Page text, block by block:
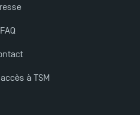
FAQ
à TSM